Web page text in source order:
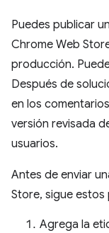
Puedes publicar
Chrome Web
producción.
Después de
en los
versión revisada
usuarios.
Antes de enviar
Store, sigue estos
Agrega la